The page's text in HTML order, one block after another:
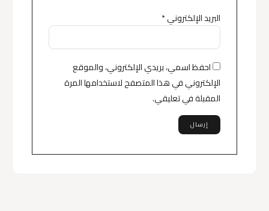
البريد الإلكتروني*
احفظ اسمي، بريدي الإلكتروني، والموقع
الإلكتروني في هذا المتصفح لاستخدامها المرة
المقبلة في تعليقي.